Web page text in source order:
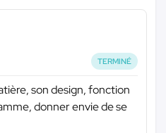
TERMINÉ
son design, fonction
donner envie de se